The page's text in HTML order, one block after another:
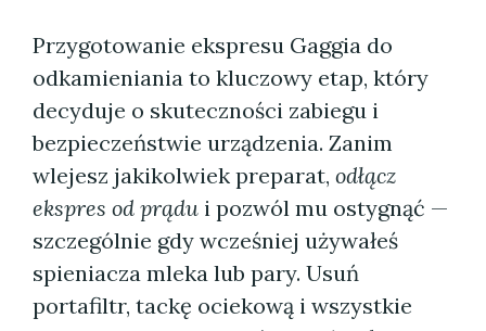
Przygotowanie ekspresu Gaggia do
odkamieniania to kluczowy etap, który
decyduje o skuteczności zabiegu i
bezpieczeństwie urządzenia. Zanim
wlejesz jakikolwiek preparat, odłącz
ekspres od prądu i pozwól mu ostygnąć —
szczególnie gdy wcześniej używałeś
spieniacza mleka lub pary. Usuń
portafiltr, tackę ociekową i wszystkie